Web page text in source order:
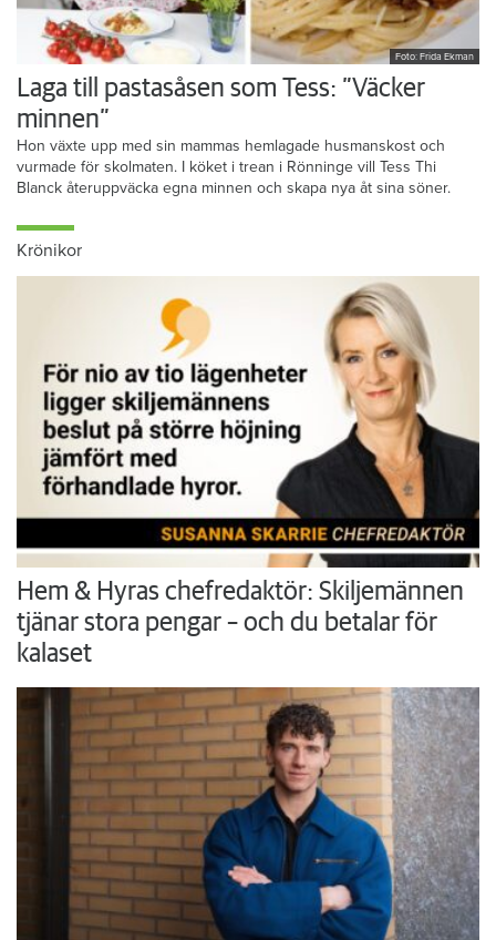
Foto: Frida Ekman
Laga till pastasåsen som Tess: ”Väcker
minnen”
Hon växte upp med sin mammas hemlagade husmanskost och
vurmade för skolmaten. I köket i trean i Rönninge vill Tess Thi
Blanck återuppväcka egna minnen och skapa nya åt sina söner.
Krönikor
Hem & Hyras chefredaktör: Skiljemännen
tjänar stora pengar – och du betalar för
kalaset